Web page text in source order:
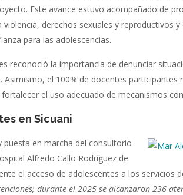
Este avance estuvo acompañado de
derechos sexuales y reproductivos
para las adolescencias.
reconoció la importancia de denunciar
el 100% de docentes
el uso adecuado de mecanismos
en Sicuani
puesta en marcha del consultorio
Alfredo Callo Rodríguez de
el acceso de adolescentes a los servicios
durante el 2025 se alcanzaron 236